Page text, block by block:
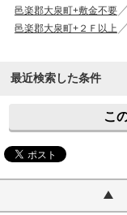
邑楽郡大泉町+敷金不要
邑楽郡大泉町+２Ｆ以上
最近検索した条件
こ